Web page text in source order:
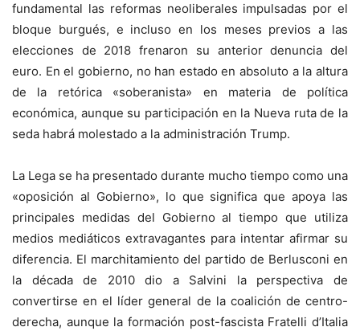
fundamental las reformas neoliberales impulsadas por el
bloque burgués, e incluso en los meses previos a las
elecciones de 2018 frenaron su anterior denuncia del
euro. En el gobierno, no han estado en absoluto a la altura
de la retórica «soberanista» en materia de política
económica, aunque su participación en la Nueva ruta de la
seda habrá molestado a la administración Trump.
La Lega se ha presentado durante mucho tiempo como una
«oposición al Gobierno», lo que significa que apoya las
principales medidas del Gobierno al tiempo que utiliza
medios mediáticos extravagantes para intentar afirmar su
diferencia. El marchitamiento del partido de Berlusconi en
la década de 2010 dio a Salvini la perspectiva de
convertirse en el líder general de la coalición de centro-
derecha, aunque la formación post-fascista Fratelli d’Italia